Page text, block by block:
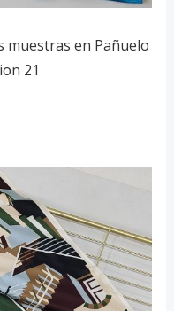
muestras en Pañuelo
21